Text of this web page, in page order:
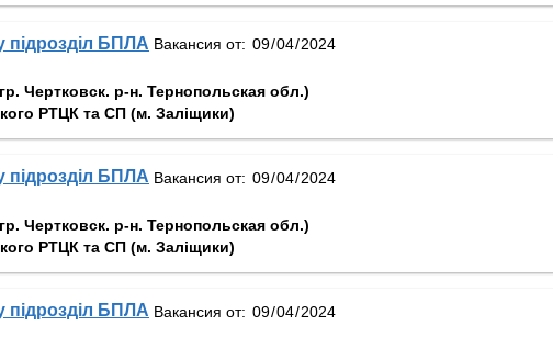
БПЛА Вакансия от:
Чертковск. р-н. Тернопольская обл.)
РТЦК та СП (м. Заліщики)
БПЛА Вакансия от:
Чертковск. р-н. Тернопольская обл.)
РТЦК та СП (м. Заліщики)
БПЛА Вакансия от: